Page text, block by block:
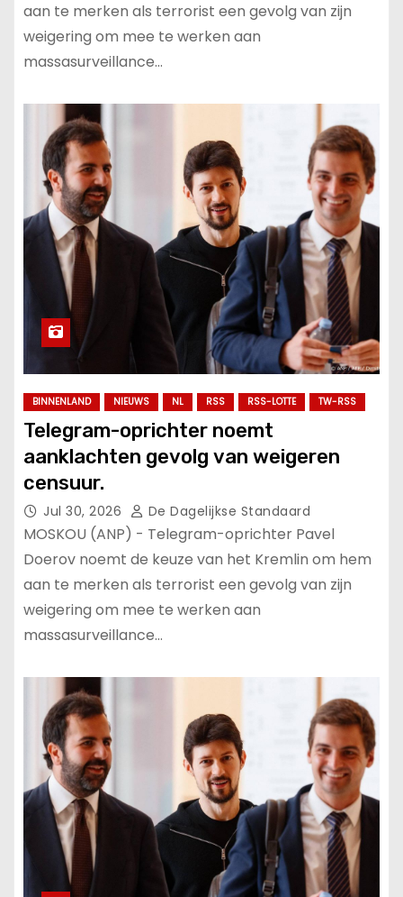
aan te merken als terrorist een gevolg van zijn
weigering om mee te werken aan
massasurveillance…
BINNENLAND NIEUWS NL RSS RSS-LOTTE TW-RSS
Telegram-oprichter noemt
aanklachten gevolg van weigeren
censuur.
Jul 30, 2026 De Dagelijkse Standaard
MOSKOU (ANP) - Telegram-oprichter Pavel
Doerov noemt de keuze van het Kremlin om hem
aan te merken als terrorist een gevolg van zijn
weigering om mee te werken aan
massasurveillance…